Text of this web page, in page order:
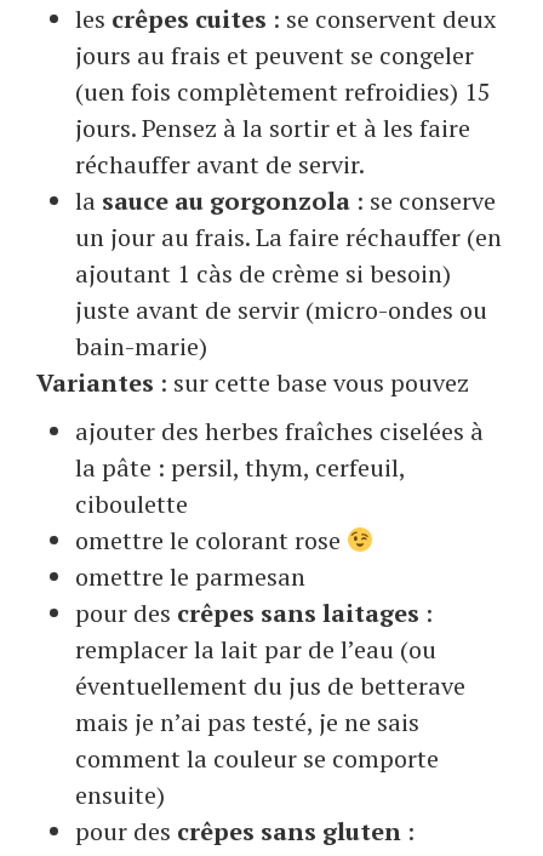
les crêpes cuites : se conservent deux
jours au frais et peuvent se congeler
(uen fois complètement refroidies) 15
jours. Pensez à la sortir et à les faire
réchauffer avant de servir.
la sauce au gorgonzola : se conserve
un jour au frais. La faire réchauffer (en
ajoutant 1 càs de crème si besoin)
juste avant de servir (micro-ondes ou
bain-marie)
Variantes : sur cette base vous pouvez
ajouter des herbes fraîches ciselées à
la pâte : persil, thym, cerfeuil,
ciboulette
omettre le colorant rose
omettre le parmesan
pour des crêpes sans laitages :
remplacer la lait par de l’eau (ou
éventuellement du jus de betterave
mais je n’ai pas testé, je ne sais
comment la couleur se comporte
ensuite)
pour des crêpes sans gluten :